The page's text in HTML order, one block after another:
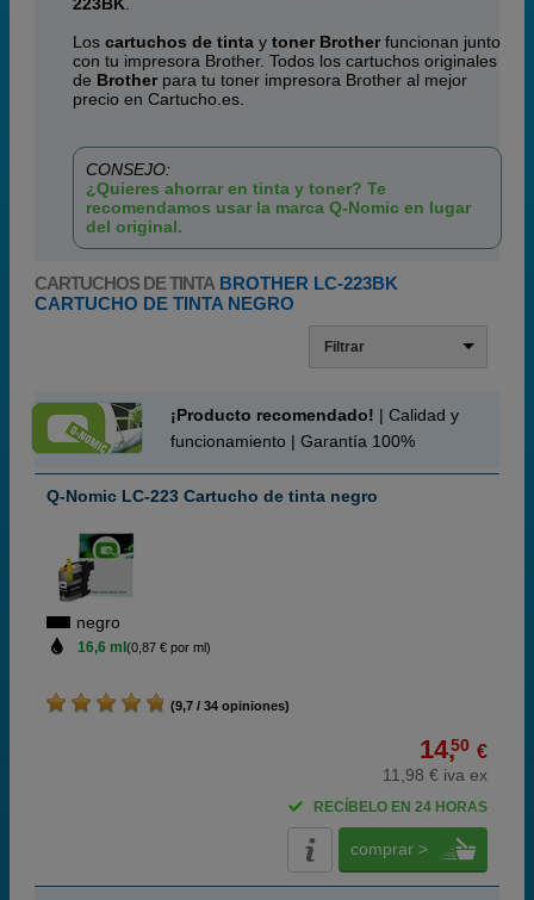
Los cartuchos de tinta y toner Brotherfuncionan junto
con tu impresora Brother. Todos los cartuchos originales
de Brotherpara tu toner impresora Brother al mejor
precio en Cartucho.es.
CONSEJO:
¿Quieres ahorrar en tinta y toner? Te
recomendamos usar la marca Q-Nomic en lugar
del original.
CARTUCHOS DE TINTA BROTHER LC-223BK
CARTUCHO DE TINTA NEGRO
Filtrar
¡Producto recomendado! | Calidad y
funcionamiento | Garantía 100%
Q-Nomic LC-223 Cartucho de tinta negro
negro
16,6 ml (0,87 € por ml)
(9,7 / 34 opiniones)
14,50 €
11,98 € iva ex
RECÍBELO EN 24 HORAS
comprar >